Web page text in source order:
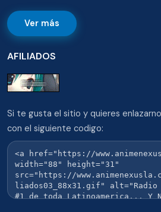
Ver más
AFILIADOS
Si te gusta el sitio y quieres
con el siguiente codigo: